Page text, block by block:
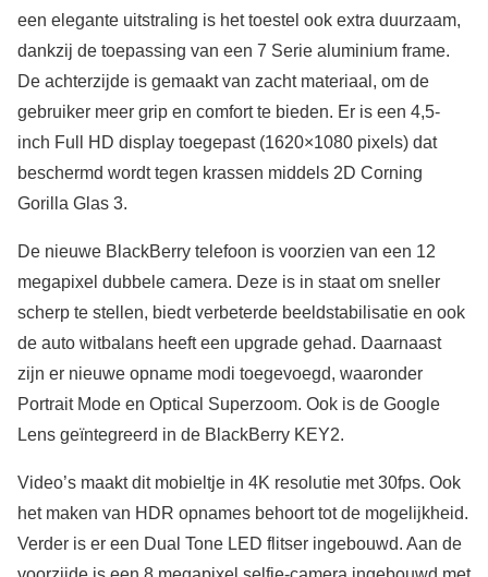
een elegante uitstraling is het toestel ook extra duurzaam,
dankzij de toepassing van een 7 Serie aluminium frame.
De achterzijde is gemaakt van zacht materiaal, om de
gebruiker meer grip en comfort te bieden. Er is een 4,5-
inch Full HD display toegepast (1620×1080 pixels) dat
beschermd wordt tegen krassen middels 2D Corning
Gorilla Glas 3.
De nieuwe BlackBerry telefoon is voorzien van een 12
megapixel dubbele camera. Deze is in staat om sneller
scherp te stellen, biedt verbeterde beeldstabilisatie en ook
de auto witbalans heeft een upgrade gehad. Daarnaast
zijn er nieuwe opname modi toegevoegd, waaronder
Portrait Mode en Optical Superzoom. Ook is de Google
Lens geïntegreerd in de BlackBerry KEY2.
Video’s maakt dit mobieltje in 4K resolutie met 30fps. Ook
het maken van HDR opnames behoort tot de mogelijkheid.
Verder is er een Dual Tone LED flitser ingebouwd. Aan de